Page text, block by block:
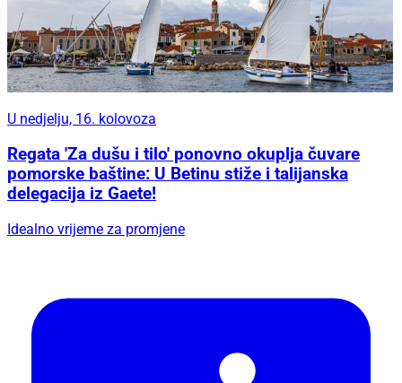
U nedjelju, 16. kolovoza
Regata 'Za dušu i tilo' ponovno okuplja čuvare
pomorske baštine: U Betinu stiže i talijanska
delegacija iz Gaete!
Idealno vrijeme za promjene